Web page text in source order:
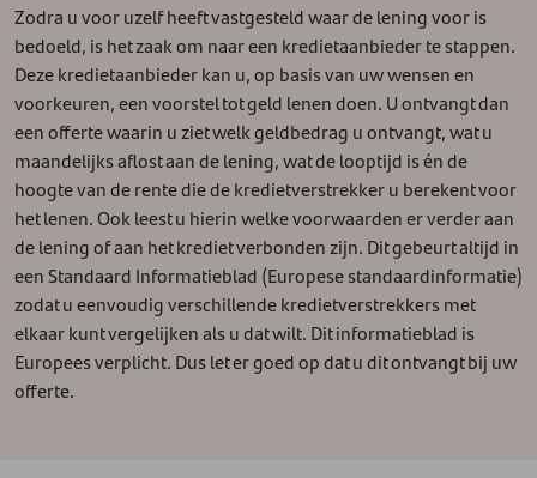
Zodra u voor uzelf heeft vastgesteld waar de lening voor is
bedoeld, is het zaak om naar een kredietaanbieder te stappen.
Deze kredietaanbieder kan u, op basis van uw wensen en
voorkeuren, een voorstel tot geld lenen doen. U ontvangt dan
een offerte waarin u ziet welk geldbedrag u ontvangt, wat u
maandelijks aflost aan de lening, wat de looptijd is én de
hoogte van de rente die de kredietverstrekker u berekent voor
het lenen. Ook leest u hierin welke voorwaarden er verder aan
de lening of aan het krediet verbonden zijn. Dit gebeurt altijd in
een Standaard Informatieblad (Europese standaardinformatie)
zodat u eenvoudig verschillende kredietverstrekkers met
elkaar kunt vergelijken als u dat wilt. Dit informatieblad is
Europees verplicht. Dus let er goed op dat u dit ontvangt bij uw
offerte.